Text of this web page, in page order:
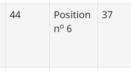
44
Position
no 6
37